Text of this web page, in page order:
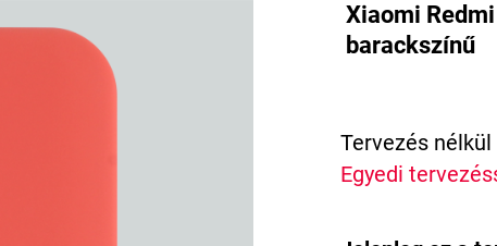
Xiaomi
barackszínű
Tervezés nélkül
Egyedi